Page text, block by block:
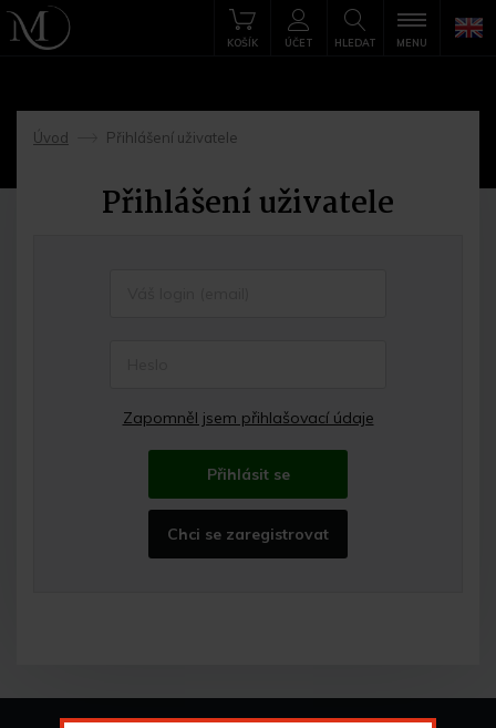
HLEDAT
KOŠÍK ÚČET MENU
Úvod
->
Přihlášení uživatele
Přihlášení uživatele
Zapomněl jsem přihlašovací údaje
Přihlásit se
Chci se zaregistrovat